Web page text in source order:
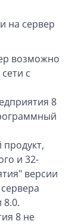
на сервер
возможно
с
8
и 32-
версии
8.0.
8 не